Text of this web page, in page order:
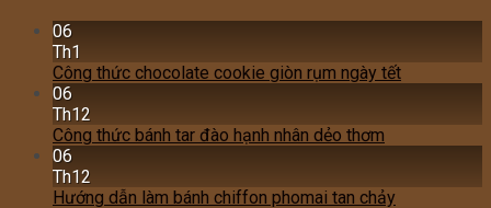
06
Th1
Công thức chocolate cookie giòn rụm ngày tết
06
Th12
Công thức bánh tar đào hạnh nhân dẻo thơm
06
Th12
Hướng dẫn làm bánh chiffon phomai tan chảy